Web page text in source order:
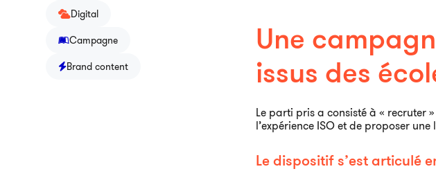
Digital
Campagne
Brand content
Une
issus des
Le parti pris a consisté à « recruter
l’expérience ISO et de proposer
Le dispositif s’est articulé